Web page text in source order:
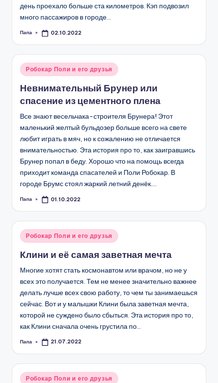
день проехало больше ста километров. Кэп подвозил
много пассажиров в городе…
Запись
Папа 02.10.2022
Опубликовано
Робокар Поли и его друзья
Невнимательный Брунер или
спасение из цементного плена
Все знают весельчака-строителя Брунера! Этот
маленький желтый бульдозер больше всего на свете
любит играть в мяч, но к сожалению не отличается
внимательностью. Эта история про то, как заигравшись
Брунер попал в беду. Хорошо что на помощь всегда
приходит команда спасателей и Поли Робокар. В
городе Брумс стоял жаркий летний денёк.…
Запись
Папа 01.10.2022
Опубликовано
Робокар Поли и его друзья
Клини и её самая заветная мечта
Многие хотят стать космонавтом или врачом, но не у
всех это получается. Тем не менее значительно важнее
делать лучше всех свою работу, то чем ты занимаешься
сейчас. Вот и у малышки Клини была заветная мечта,
которой не суждено было сбыться. Эта история про то,
как Клини сначала очень грустила по…
Запись
Папа 21.07.2022
Опубликовано
Робокар Поли и его друзья